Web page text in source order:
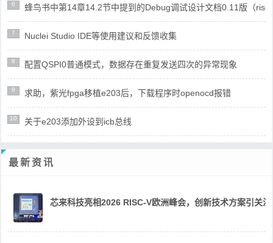
6 蜂鸟书中第14章14.2节中提到的Debug调试设计文档0.11版（
7 Nuclei Studio IDE等使用建议和反馈收集
8 配置QSPI0普通模式，数据存在重复发送四次的异常现象
9 求助，紫光fpga移植e203后，下载程序时openocd报错
10 关于e203添加外设到icb总线
最新资讯
芯来科技亮相2026 RISC-V欧洲峰会，创新技术方案引关注